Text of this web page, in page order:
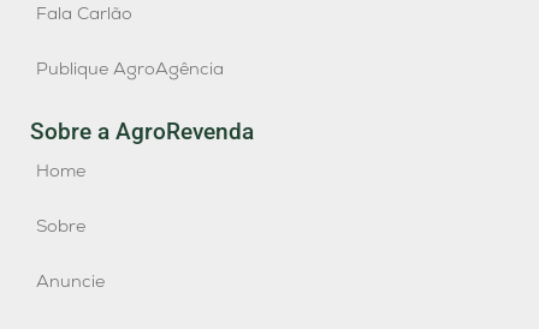
Fala Carlão
Publique AgroAgência
Sobre a AgroRevenda
Home
Sobre
Anuncie